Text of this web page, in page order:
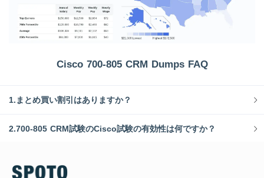
Cisco 700-805 CRM Dumps FAQ
1.まとめ買い割引はありますか？
2.700-805 CRM試験のCisco試験の有効性は何ですか？